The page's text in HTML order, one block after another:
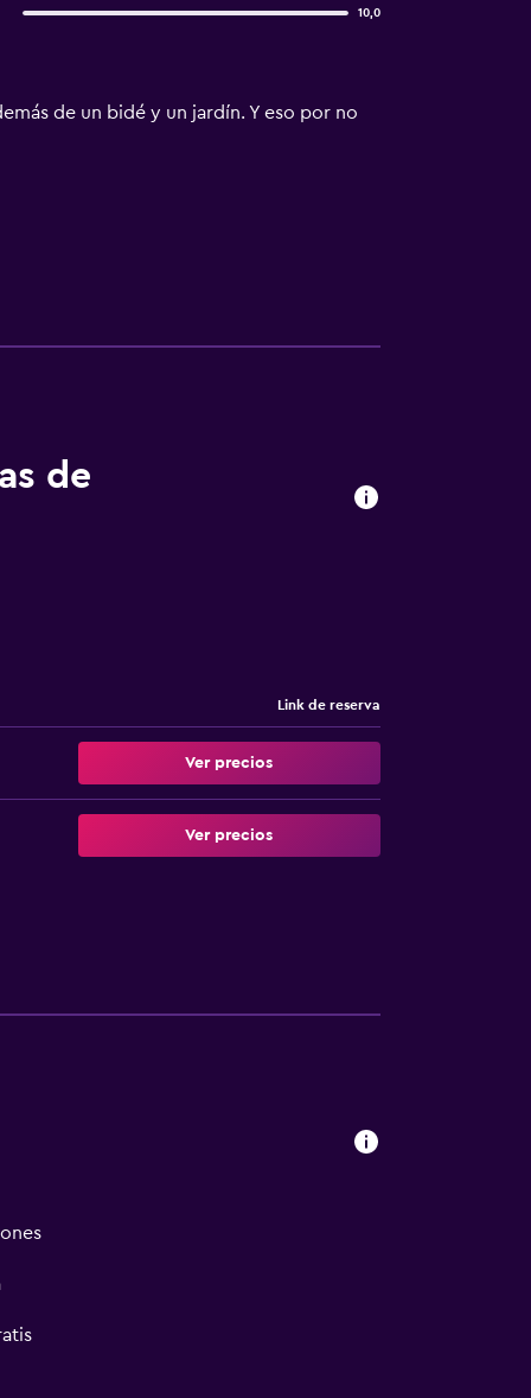
10,0
de un bidé y un jardín. Y eso por no
de
Link de reserva
Ver precios
Ver precios